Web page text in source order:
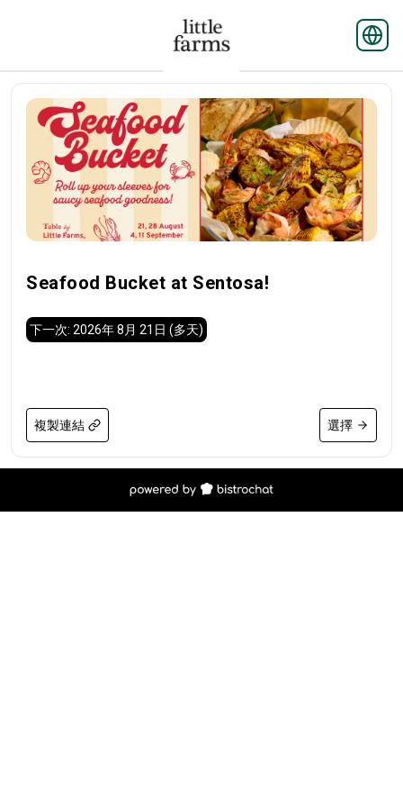
Seafood Bucket at Sentosa!
下一次: 2026年 8月 21日 (多天)
複製連結 選擇